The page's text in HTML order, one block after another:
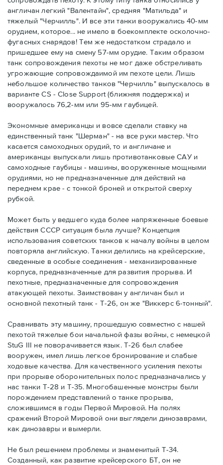
англичан легкий "Валентайн", средняя "Матильда" и
тяжелый "Черчилль". И все эти танки вооружались 40-мм
орудием, которое... не имело в боекомплекте осколочно-
фугасных снарядов! Тем же недостатком страдало и
пришедшее ему на смену 57-мм орудие. Таким образом
танк сопровождения пехоты не мог даже обстреливать
угрожающие сопровождаимой им пехоте цели. Лишь
небольшое количество танков "Черчилль" выпускалось в
варианте CS - Close Support (ближняя поддержка) и
вооружалось 76,2-мм или 95-мм гаубицей.
Экономные американцы и вовсе сделали ставку на
единственный танк "Шерман" - на все руки мастер. Что
касается самоходных орудий, то и англичане и
американцы выпускали лишь противотанковые САУ и
самоходные гаубицы - машины, вооруженные мощными
орудиями, но не предназначенные для действий на
переднем крае - с тонкой броней и открытой сверху
рубкой.
Может быть у ведшего куда более напряженные боевые
действия СССР ситуация была лучше? Концепция
использования советских танков к началу войны в целом
повторяла английскую. Танки делились на крейсерские,
сведенные в особые соединения - механизированные
корпуса, предназначенные для развития прорыва. И
пехотные, предназначенные для сопровождения
атакующей пехоты. Заимствован у англичан был и
основной пехотный танк - Т-26, он же "Виккерс 6-тонный".
Сравнивать эту машину, прошедшую совместно с нашей
пехотой тяжелые бои начальной фазы войны, с немецкой
StuG III не поворачивается язык. Т-26 был слабее
вооружен, имел лишь легкое бронирование и слабые
ходовые качества. Для качественного усиления пехоты
при прорыве оборонительных полос предназначались у
нас танки Т-28 и Т-35. Многобашенные монстры были
порождением представлений о танке прорыва,
сложившимся в годы Первой Мировой. На полях
сражений Второй Мировой они выглядели динозаврами,
как динозавры и вымерли.
Не был решением проблемы и знаменитый Т-34.
Созданный, как развитие крейсерского БТ, он не